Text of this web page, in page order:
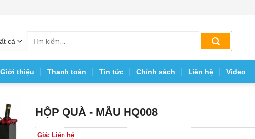
kiếm:
Giới thiệu Thanh toán Tin tức Chính sách Liên hệ Video
HỘP QUÀ - MẪU HQ008
Giá: Liên hệ